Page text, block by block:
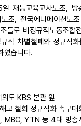
재능교육교사노조, 방
조, 전국에니메이션노
들로 비정규직노동조합
직 차별철폐와 정규직
였습니다.
도 KBS 본관 앞
고 철회 정규직화 촉구대
MBC, YTN 등 4대 방송